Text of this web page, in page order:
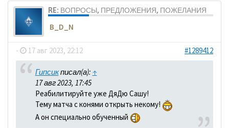
RE: ВОПРОСЫ, ПРЕДЛОЖЕНИЯ, ПОЖЕЛАНИЯ
B_D_N
- 17 авг 2023, 22:12 #1289412
Гипсикписал(а): ↑
17 авг 2023, 17:45
Реабилитируйте уже ДяДю Сашу!
Тему матча с конями открыть некому!
А он специально обученный